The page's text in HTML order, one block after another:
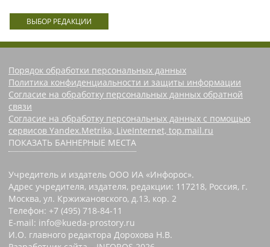
ВЫБОР РЕДАКЦИИ
Порядок обработки персональных данных
Политика конфиденциальности и защиты информации
Согласие на обработку персональных данных обратной
связи
Согласие на обработку персональных данных с помощью
сервисов Yandex.Metrika, LiveInternet, top.mail.ru
ПОКАЗАТЬ БАННЕРНЫЕ МЕСТА
Учредитель и издатель ООО ИА «Инфорос».
Адрес учредителя, издателя, редакции: 117218, Россия, г.
Москва, ул. Кржижановского, д.13, кор. 2
Телефон: +7 (495) 718-84-11
E-mail: info@kueda-prostory.ru
И.О. главного редактора Дорохова Н.В.